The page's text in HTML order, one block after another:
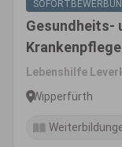
Gesundheits-
Lebenshilfe
Wipperfürth